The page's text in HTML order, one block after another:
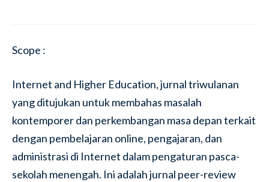
Scope :
Internet and Higher Education, jurnal triwulanan
yang ditujukan untuk membahas masalah
kontemporer dan perkembangan masa depan terkait
dengan pembelajaran online, pengajaran, dan
administrasi di Internet dalam pengaturan pasca-
sekolah menengah. Ini adalah jurnal peer-review